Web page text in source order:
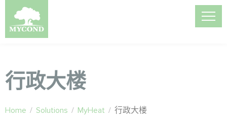
行政大楼
Home / Solutions / MyHeat / 行政大楼